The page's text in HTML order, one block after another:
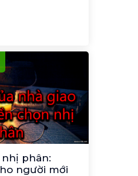
phân:
người mới